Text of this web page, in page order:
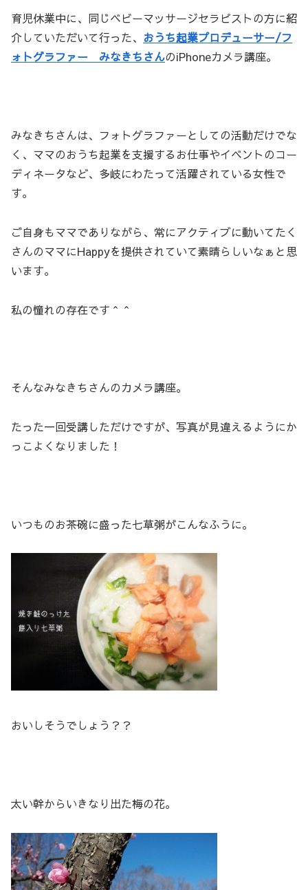
育児休業中に、同じベビーマッサージセラピストの方に紹
介していただいて行った、 おうち起業プロデューサー/フ
ォトグラファー みなきちさんのiPhoneカメラ講座。
みなきちさんは、フォトグラファーとしての活動だけでな
く、ママのおうち起業を支援するお仕事やイベントのコー
ディネータなど、多岐にわたって活躍されている女性で
す。
ご自身もママでありながら、常にアクティブに動いてたく
さんのママにHappyを提供されていて素晴らしいなぁと思
います。
私の憧れの存在です＾＾
そんなみなきちさんのカメラ講座。
たった一回受講しただけですが、写真が見違えるようにか
っこよくなりました！
いつものお茶碗に盛った七草粥がこんなふうに。
おいしそうでしょう？？
太い幹からいきなり出た梅の花。